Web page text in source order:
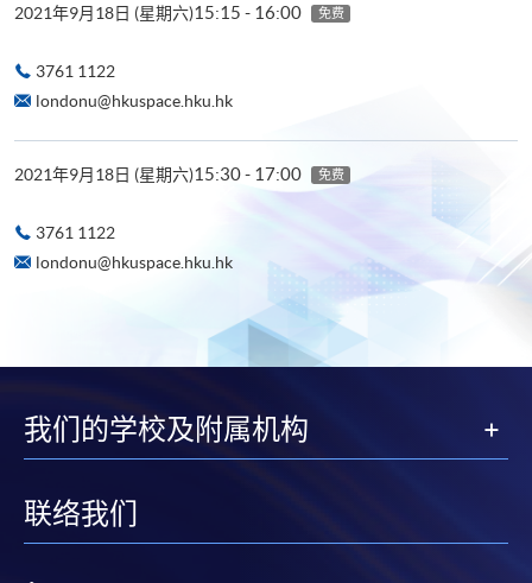
2021年9月18日 (星期六)15:15 - 16:00 免费
3761 1122
londonu@hkuspace.hku.hk
2021年9月18日 (星期六)15:30 - 17:00 免费
3761 1122
londonu@hkuspace.hku.hk
我们的学校及附属机构
联络我们